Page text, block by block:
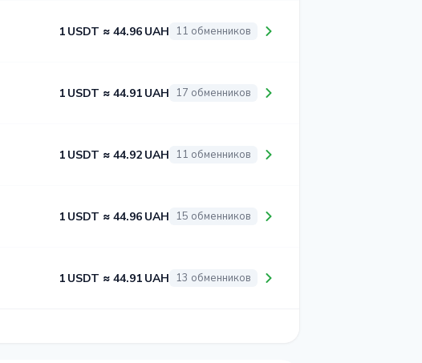
1 USDT ≈ 44.96 UAH 11 обменников
1 USDT ≈ 44.91 UAH 17 обменников
1 USDT ≈ 44.92 UAH 11 обменников
1 USDT ≈ 44.96 UAH 15 обменников
1 USDT ≈ 44.91 UAH 13 обменников